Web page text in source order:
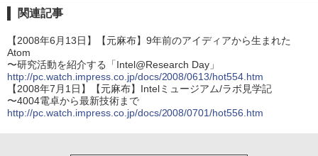
関連記事
【2008年6月13日】【元麻布】9年前のアイディアから生まれた
Atom
〜研究活動を紹介する「Intel@Research Day」
http://pc.watch.impress.co.jp/docs/2008/0613/hot554.htm
【2008年7月1日】【元麻布】Intelミュージアム/ラボ見学記
〜4004電卓から最新技術まで
http://pc.watch.impress.co.jp/docs/2008/0701/hot556.htm